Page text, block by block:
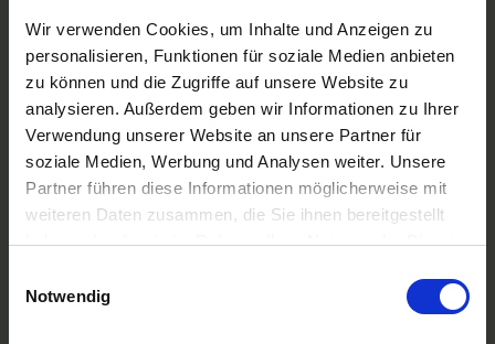
Wir verwenden Cookies, um Inhalte und Anzeigen zu
personalisieren, Funktionen für soziale Medien anbieten
zu können und die Zugriffe auf unsere Website zu
analysieren. Außerdem geben wir Informationen zu Ihrer
Verwendung unserer Website an unsere Partner für
soziale Medien, Werbung und Analysen weiter. Unsere
Partner führen diese Informationen möglicherweise mit
weiteren Daten zusammen, die Sie ihnen bereitgestellt
haben oder die sie im Rahmen Ihrer Nutzung der Dienste
Notwendig
Phoenix Flussreisen
Nicko Cruises Flussreisen
PLANTOURS Kreuzfahrten
AMADEUS Flusskreuzfahrten
1AVista Flussreisen
TOP Reiseziele
Flussreisen Deutschland
Flusskreuzfahrt Frankreich
Nilkreuzfahrt